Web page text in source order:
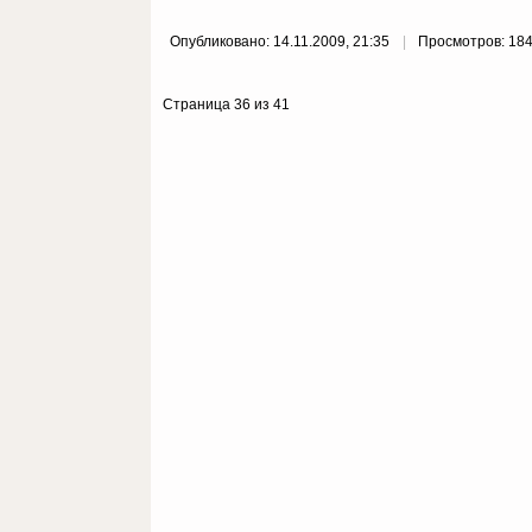
Опубликовано: 14.11.2009, 21:35 Просмотров:
Страница 36 из 41